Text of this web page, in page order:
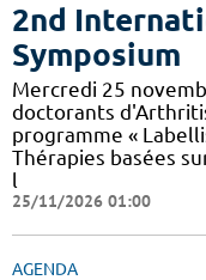
2nd
Symposium
Mercredi 25
doctorants
programme «
Thérapies basées
l
25/11/2026 01:00
AGENDA